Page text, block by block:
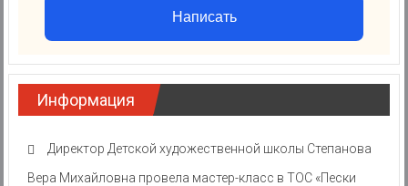
Написать
Информация
Директор Детской художественной школы Степанова
Вера Михайловна провела мастер-класс в ТОС «Пески